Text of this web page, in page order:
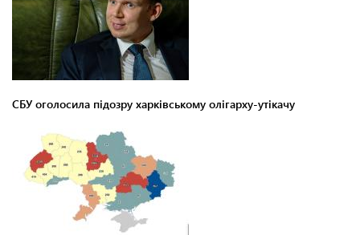
СБУ оголосила підозру харківському олігарху-утікачу